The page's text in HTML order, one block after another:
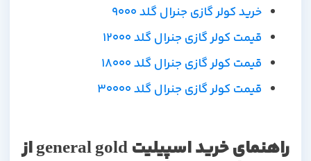
خرید کولر گازی جنرال گلد 9000
قیمت کولر گازی جنرال گلد 12000
قیمت کولر گازی جنرال گلد 18000
قیمت کولر گازی جنرال گلد 30000
راهنمای خرید اسپیلیت general gold از